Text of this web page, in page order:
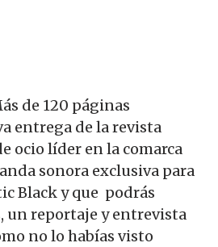
de 120 páginas
entrega de la revista
ocio líder en la comarca
sonora exclusiva para
Black y que podrás
un reportaje y entrevista
no lo habías visto